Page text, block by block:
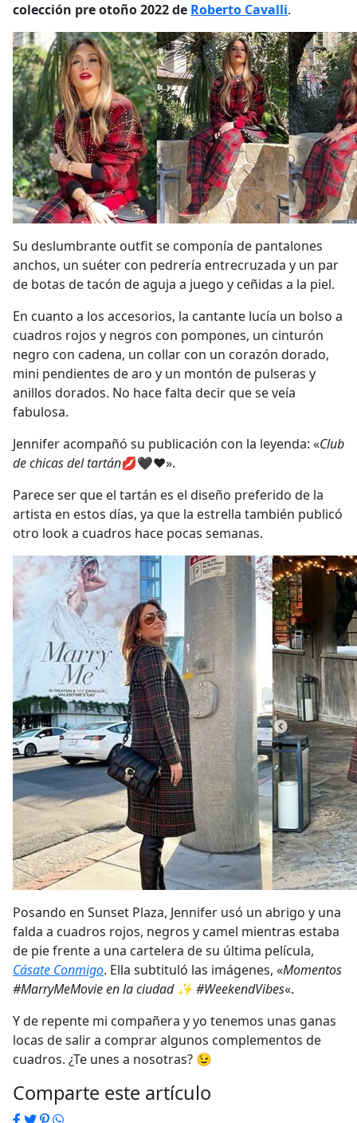
colección pre otoño 2022 de Roberto Cavalli.
Su deslumbrante outfit se componía de pantalones
anchos, un suéter con pedrería entrecruzada y un par
de botas de tacón de aguja a juego y ceñidas a la piel.
En cuanto a los accesorios, la cantante lucía un bolso a
cuadros rojos y negros con pompones, un cinturón
negro con cadena, un collar con un corazón dorado,
mini pendientes de aro y un montón de pulseras y
anillos dorados. No hace falta decir que se veía
fabulosa.
Jennifer acompañó su publicación con la leyenda: «Club
de chicas del tartán💋🖤❤️».
Parece ser que el tartán es el diseño preferido de la
artista en estos días, ya que la estrella también publicó
otro look a cuadros hace pocas semanas.
Posando en Sunset Plaza, Jennifer usó un abrigo y una
falda a cuadros rojos, negros y camel mientras estaba
de pie frente a una cartelera de su última película,
Cásate Conmigo. Ella subtituló las imágenes, «Momentos
#MarryMeMovie en la ciudad ✨ #WeekendVibes«.
Y de repente mi compañera y yo tenemos unas ganas
locas de salir a comprar algunos complementos de
cuadros. ¿Te unes a nosotras? 😉
Comparte este artículo
Facebook
Twitter
Pinterest
WhatsApp